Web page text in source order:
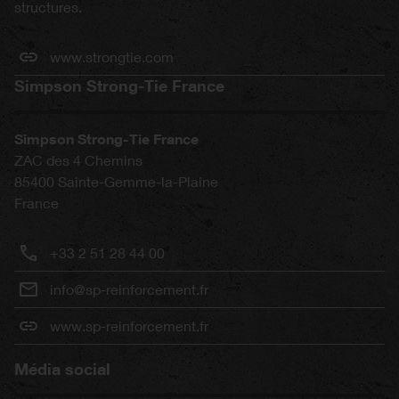
structures.
www.strongtie.com
Simpson Strong-Tie France
Simpson Strong-Tie France
ZAC des 4 Chemins
85400 Sainte-Gemme-la-Plaine
France
+33 2 51 28 44 00
info@sp-reinforcement.fr
www.sp-reinforcement.fr
Média social